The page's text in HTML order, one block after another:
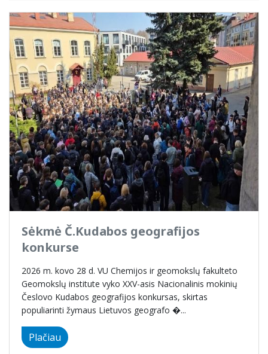
Sėkmė Č.Kudabos geografijos
konkurse
2026 m. kovo 28 d. VU Chemijos ir geomokslų fakulteto
Geomokslų institute vyko XXV-asis Nacionalinis mokinių
Česlovo Kudabos geografijos konkursas, skirtas
populiarinti žymaus Lietuvos geografo �...
Plačiau